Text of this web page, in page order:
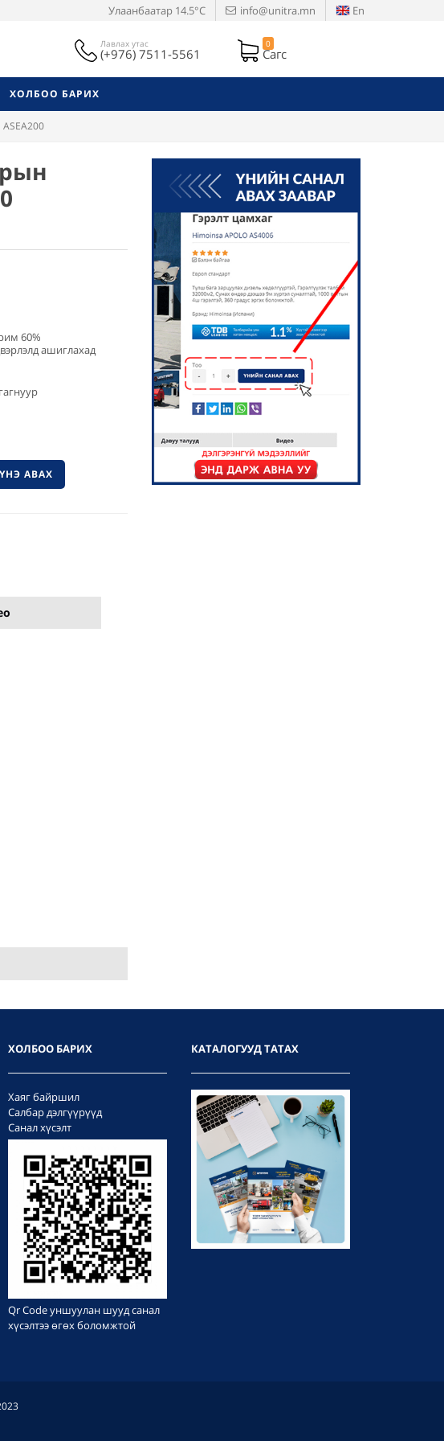
Улаанбаатар 14.5°C info@unitra.mn En
Лавлах утас
(+976) 7511-5561
0
Сагс
ХОЛБОО БАРИХ
60%
ашиглахад
АВАХ
ХОЛБОО БАРИХ
Хаяг байршил
Салбар дэлгүүрүүд
Санал хүсэлт
Qr Code уншуулан шууд санал
хүсэлтээ өгөх боломжтой
КАТАЛОГУУД ТАТАХ